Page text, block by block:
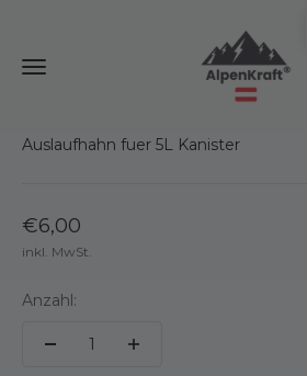
Navigationsmenü öffnen
AlpenKraft® Shop
Auslaufhahn fuer 5L Kanister
€6,00
inkl. MwSt.
Anzahl: